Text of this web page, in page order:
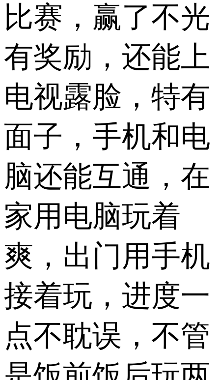
比赛，赢了不光
有奖励，还能上
电视露脸，特有
面子，手机和电
脑还能互通，在
家用电脑玩着
爽，出门用手机
接着玩，进度一
点不耽误，不管